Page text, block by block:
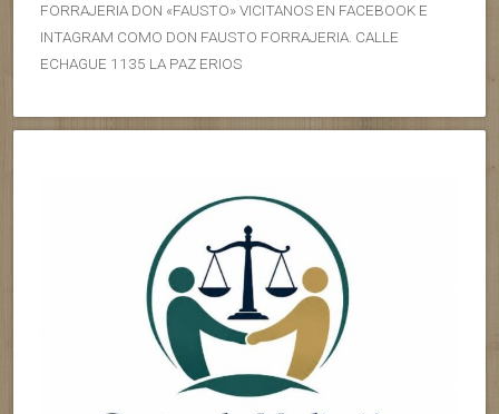
FORRAJERIA DON «FAUSTO» VICITANOS EN FACEBOOK E
INTAGRAM COMO DON FAUSTO FORRAJERIA. CALLE
ECHAGUE 1135 LA PAZ ERIOS